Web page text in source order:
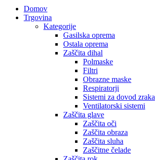
Domov
Trgovina
Kategorije
Gasilska oprema
Ostala oprema
Zaščita dihal
Polmaske
Filtri
Obrazne maske
Respiratorji
Sistemi za dovod zraka
Ventilatorski sistemi
Zaščita glave
Zaščita oči
Zaščita obraza
Zaščita sluha
Zaščitne čelade